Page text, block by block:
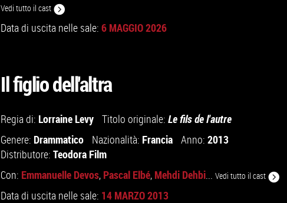
Vedi tutto il cast
Data di uscita nelle sale: 6 MAGGIO 2026
Il figlio dell'altra
Regia di: Lorraine Levy Titolo originale: Le fils de l'autre
Genere: Drammatico Nazionalità: Francia Anno: 2013
Distributore: Teodora Film
Con: Emmanuelle Devos, Pascal Elbé, Mehdi Dehbi... Vedi tutto il cast
Data di uscita nelle sale: 14 MARZO 2013